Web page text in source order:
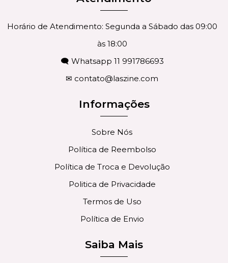
Horário de Atendimento: Segunda a Sábado das 09:00
às 18:00
🗨 Whatsapp 11 991786693
✉ contato@laszine.com
Informações
Sobre Nós
Política de Reembolso
Política de Troca e Devolução
Politica de Privacidade
Termos de Uso
Política de Envio
Saiba Mais